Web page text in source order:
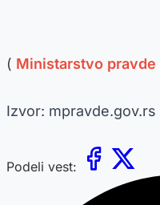
( Ministarstvo pravde
Izvor: mpravde.gov.rs
Podeli vest: